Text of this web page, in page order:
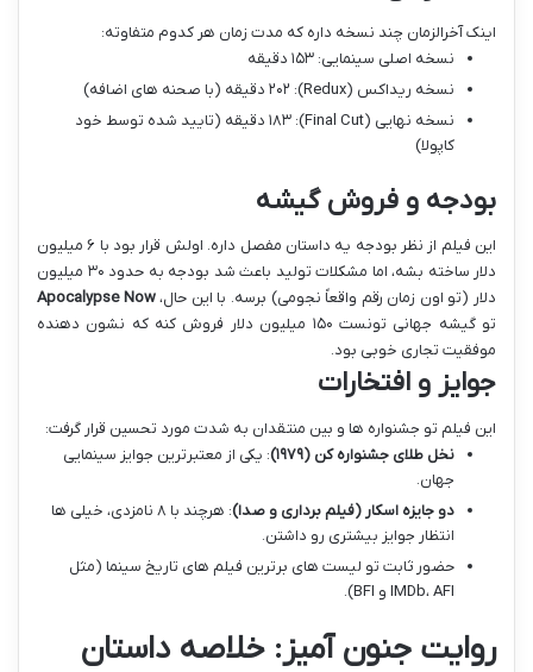
اینک آخرالزمان چند نسخه داره که مدت زمان هر کدوم متفاوته:
نسخه اصلی سینمایی: ۱۵۳ دقیقه
نسخه ریداکس (Redux): ۲۰۲ دقیقه (با صحنه های اضافه)
نسخه نهایی (Final Cut): ۱۸۳ دقیقه (تایید شده توسط خود
کاپولا)
بودجه و فروش گیشه
این فیلم از نظر بودجه یه داستان مفصل داره. اولش قرار بود با ۶ میلیون
دلار ساخته بشه، اما مشکلات تولید باعث شد بودجه به حدود ۳۰ میلیون
دلار (تو اون زمان رقم واقعاً نجومی) برسه. با این حال،Apocalypse Now
تو گیشه جهانی تونست ۱۵۰ میلیون دلار فروش کنه که نشون دهنده
موفقیت تجاری خوبی بود.
جوایز و افتخارات
این فیلم تو جشنواره ها و بین منتقدان به شدت مورد تحسین قرار گرفت:
نخل طلای جشنواره کن (۱۹۷۹)
: یکی از معتبرترین جوایز سینمایی
جهان.
دو جایزه اسکار (فیلم برداری و صدا)
: هرچند با ۸ نامزدی، خیلی ها
انتظار جوایز بیشتری رو داشتن.
حضور ثابت تو لیست های برترین فیلم های تاریخ سینما (مثل
IMDb، AFI و BFI).
روایت جنون آمیز: خلاصه داستان